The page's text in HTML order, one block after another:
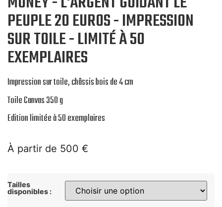
PEUPLE 20 EUROS - IMPRESSION
SUR TOILE - LIMITÉ À 50
EXEMPLAIRES
Impression sur toile, châssis bois de 4 cm
Toile Canvas 350 g
Edition limitée à 50 exemplaires
À partir de 500 €
Tailles
disponibles :